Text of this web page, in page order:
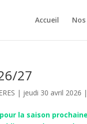
Accueil
27
| jeudi 30 avril 2026 |
la saison